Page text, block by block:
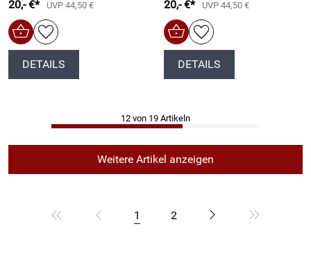
20,- €* UVP 44,50 €
DETAILS
20,- €* UVP 44,50 €
DETAILS
12 von 19 Artikeln
Weitere Artikel anzeigen
1 2